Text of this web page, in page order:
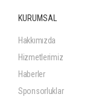
KURUMSAL
Hakkımızda
Hizmetlerimiz
Haberler
Sponsorluklar